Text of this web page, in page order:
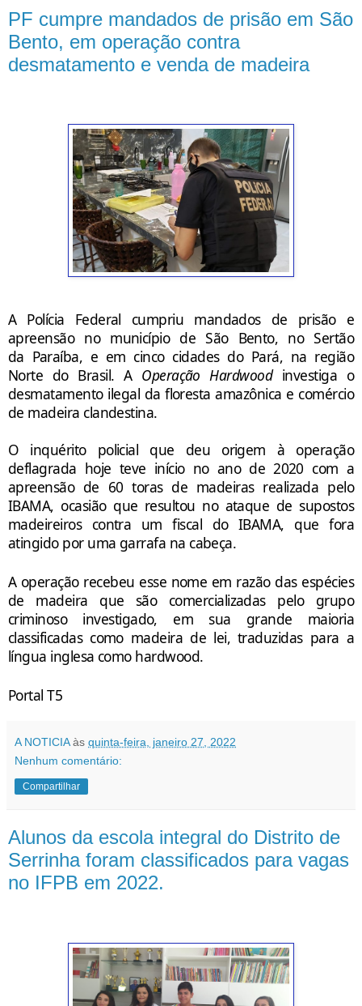
PF cumpre mandados de prisão em São
Bento, em operação contra
desmatamento e venda de madeira
A Polícia Federal cumpriu mandados de prisão e
apreensão no município de São Bento, no Sertão
da Paraíba, e em cinco cidades do Pará, na região
Norte do Brasil. A Operação Hardwoodinvestiga o
desmatamento ilegal da floresta amazônica e comércio
de madeira clandestina.
O inquérito policial que deu origem à operação
deflagrada hoje teve início no ano de 2020 com a
apreensão de 60 toras de madeiras realizada pelo
IBAMA, ocasião que resultou no ataque de supostos
madeireiros contra um fiscal do IBAMA, que fora
atingido por uma garrafa na cabeça.
A operação recebeu esse nome em razão das espécies
de madeira que são comercializadas pelo grupo
criminoso investigado, em sua grande maioria
classificadas como madeira de lei, traduzidas para a
língua inglesa como hardwood.
Portal T5
A NOTICIA às quinta-feira, janeiro 27, 2022
Nenhum comentário:
Compartilhar
Alunos da escola integral do Distrito de
Serrinha foram classificados para vagas
no IFPB em 2022.